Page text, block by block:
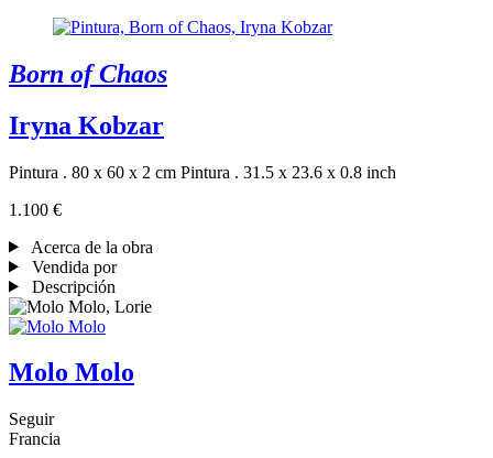
Born of Chaos
Iryna Kobzar
Pintura . 80 x 60 x 2 cm Pintura . 31.5 x 23.6 x 0.8 inch
1.100 €
Acerca de la obra
Vendida por
Descripción
Molo Molo
Seguir
Francia